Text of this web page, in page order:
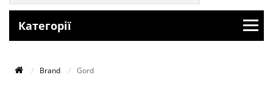
Категорії
Brand Gord